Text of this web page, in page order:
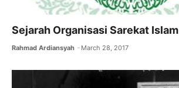
Sejarah Organisasi Sarekat Islam
Rahmad Ardiansyah March 28, 2017